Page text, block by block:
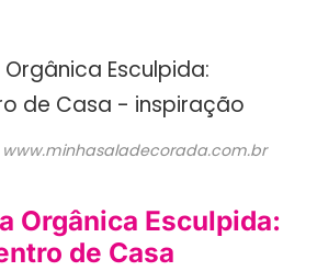
Orgânica Esculpida:
de Casa